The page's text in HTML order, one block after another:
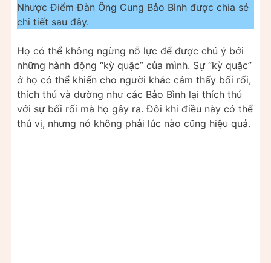
Nhược Điểm Đàn Ông Cung Bảo Bình được chia sẻ
chi tiết sau đây.
Họ có thể không ngừng nỗ lực để được chú ý bởi
những hành động “kỳ quặc” của mình. Sự “kỳ quặc”
ở họ có thể khiến cho người khác cảm thấy bối rối,
thích thú và dường như các Bảo Bình lại thích thú
với sự bối rối mà họ gây ra. Đôi khi điều này có thể
thú vị, nhưng nó không phải lúc nào cũng hiệu quả.